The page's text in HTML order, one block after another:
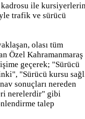
ile
trafik ve sürücü
olası tüm
Özel Kahramanmaraş
geçerek; "Sürücü
"Sürücü kursu
sonuçları nereden
nerelerdir" gibi
talep